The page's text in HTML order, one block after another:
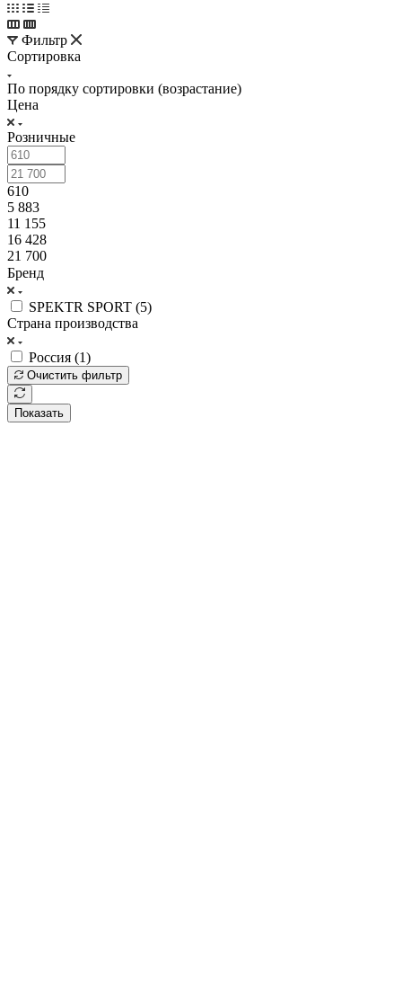
Фильтр
Сортировка
По порядку сортировки (возрастание)
Цена
Розничные
610
5 883
11 155
16 428
21 700
Бренд
SPEKTR SPORT (5)
Страна производства
Россия (1)
Очистить фильтр
Показать